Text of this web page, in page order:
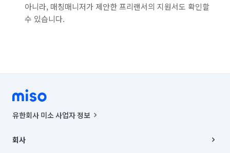
아니라, 매칭매니저가 제안한 프리랜서의 지원서도 확인할
수 있습니다.
유한회사 미소 사업자 정보
00019 |
회사